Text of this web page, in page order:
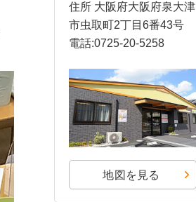
住所 大阪府大阪府泉大津
市虫取町2丁目6番43号
電話:0725-20-5258
地図を見る